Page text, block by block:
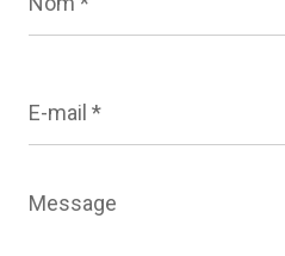
mail
*
Message
*